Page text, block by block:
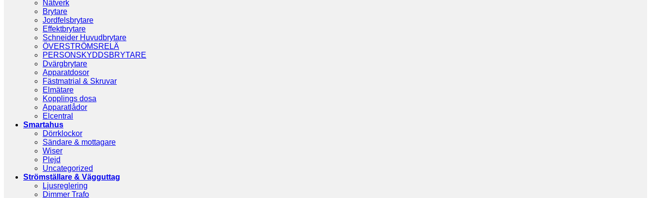
Nätverk
Brytare
Jordfelsbrytare
Effektbrytare
Schneider Huvudbrytare
ÖVERSTRÖMSRELÄ
PERSONSKYDDSBRYTARE
Dvärgbrytare
Apparatdosor
Fästmatrial & Skruvar
Elmätare
Kopplings dosa
Apparatlådor
Elcentral
Smartahus
Dörrklockor
Sändare & mottagare
Wiser
Plejd
Uncategorized
Strömställare & Vägguttag
Ljusreglering
Dimmer Trafo